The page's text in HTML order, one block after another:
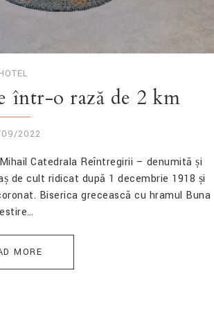
într-o rază de 2 km
2022
Catedrala Reîntregirii – denumită și
de cult ridicat după 1 decembrie 1918 și
Biserica grecească cu hramul Buna
MORE